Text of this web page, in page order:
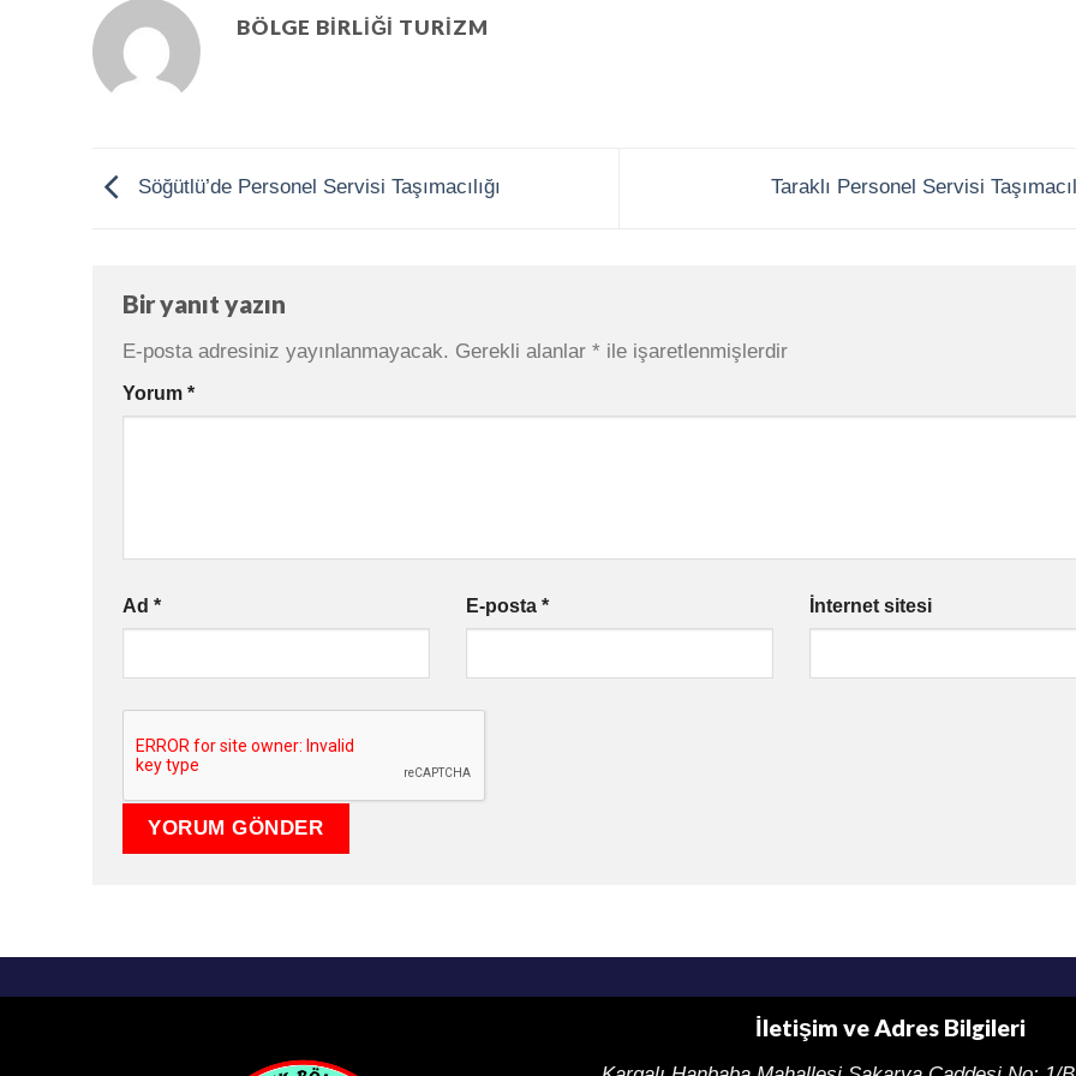
BÖLGE BIRLIĞI TURIZM
Söğütlü’de Personel Servisi Taşımacılığı Taraklı Personel Servisi
Bir yanıt yazın
E-posta adresiniz yayınlanmayacak. Gerekli alanlar * ile işaretlenmişlerdir
Yorum *
Ad * E-posta * İnternet sitesi
İletişim ve Adres Bilgileri